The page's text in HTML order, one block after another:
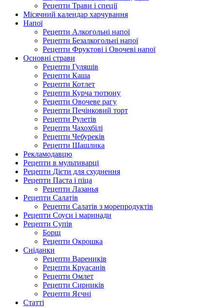
Рецепти Трави і спеції
Місячний календар харчування
Напої
Рецепти Алкогольні напої
Рецепти Безалкогольні напої
Рецепти Фруктові і Овочеві напої
Основні страви
Рецепти Гуляшів
Рецепти Каша
Рецепти Котлет
Рецепти Курча тютюну
Рецепти Овочеве рагу
Рецепти Печінковий торт
Рецепти Рулетів
Рецепти Чахохбілі
Рецепти Чебуреків
Рецепти Шашлика
Рекламодавцю
Рецепти в мультиварці
Рецепти Дієти для схуднення
Рецепти Паста і піца
Рецепти Лазанья
Рецепти Салатів
Рецепти Салатів з морепродуктів
Рецепти Соуси і маринади
Рецепти Супів
Борщ
Рецепти Окрошка
Сніданки
Рецепти Вареників
Рецепти Круасанів
Рецепти Омлет
Рецепти Сирників
Рецепти Яєчні
Статті